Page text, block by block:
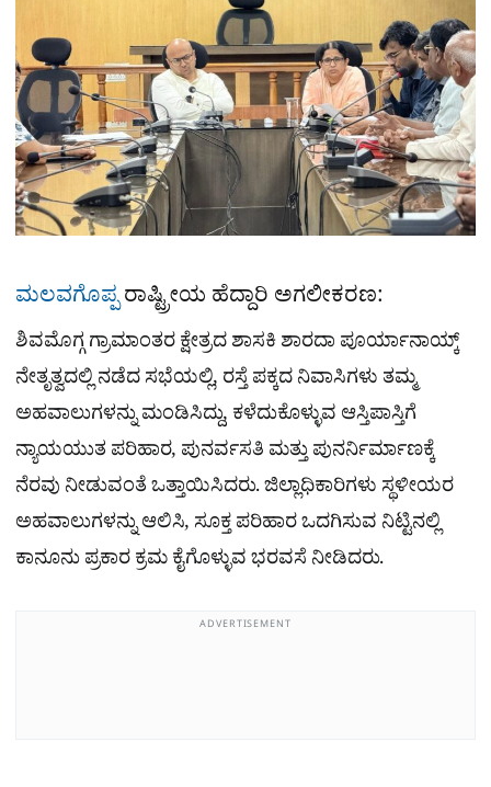
ಮಲವಗೊಪ್ಪರಾಷ್ಟ್ರೀಯ ಹೆದ್ದಾರಿ ಅಗಲೀಕರಣ:
ಶಿವಮೊಗ್ಗ ಗ್ರಾಮಾಂತರ ಕ್ಷೇತ್ರದ ಶಾಸಕಿ ಶಾರದಾ ಪೂರ್ಯಾನಾಯ್ಕ್​
ನೇತೃತ್ವದಲ್ಲಿ ನಡೆದ ಸಭೆಯಲ್ಲಿ, ರಸ್ತೆ ಪಕ್ಕದ ನಿವಾಸಿಗಳು ತಮ್ಮ
ಅಹವಾಲುಗಳನ್ನು ಮಂಡಿಸಿದ್ದು, ಕಳೆದುಕೊಳ್ಳುವ ಆಸ್ತಿಪಾಸ್ತಿಗೆ
ನ್ಯಾಯಯುತ ಪರಿಹಾರ, ಪುನರ್ವಸತಿ ಮತ್ತು ಪುನರ್ನಿರ್ಮಾಣಕ್ಕೆ
ನೆರವು ನೀಡುವಂತೆ ಒತ್ತಾಯಿಸಿದರು. ಜಿಲ್ಲಾಧಿಕಾರಿಗಳು ಸ್ಥಳೀಯರ
ಅಹವಾಲುಗಳನ್ನು ಆಲಿಸಿ, ಸೂಕ್ತ ಪರಿಹಾರ ಒದಗಿಸುವ ನಿಟ್ಟಿನಲ್ಲಿ
ಕಾನೂನು ಪ್ರಕಾರ ಕ್ರಮ ಕೈಗೊಳ್ಳುವ ಭರವಸೆ ನೀಡಿದರು.
ADVERTISEMENT